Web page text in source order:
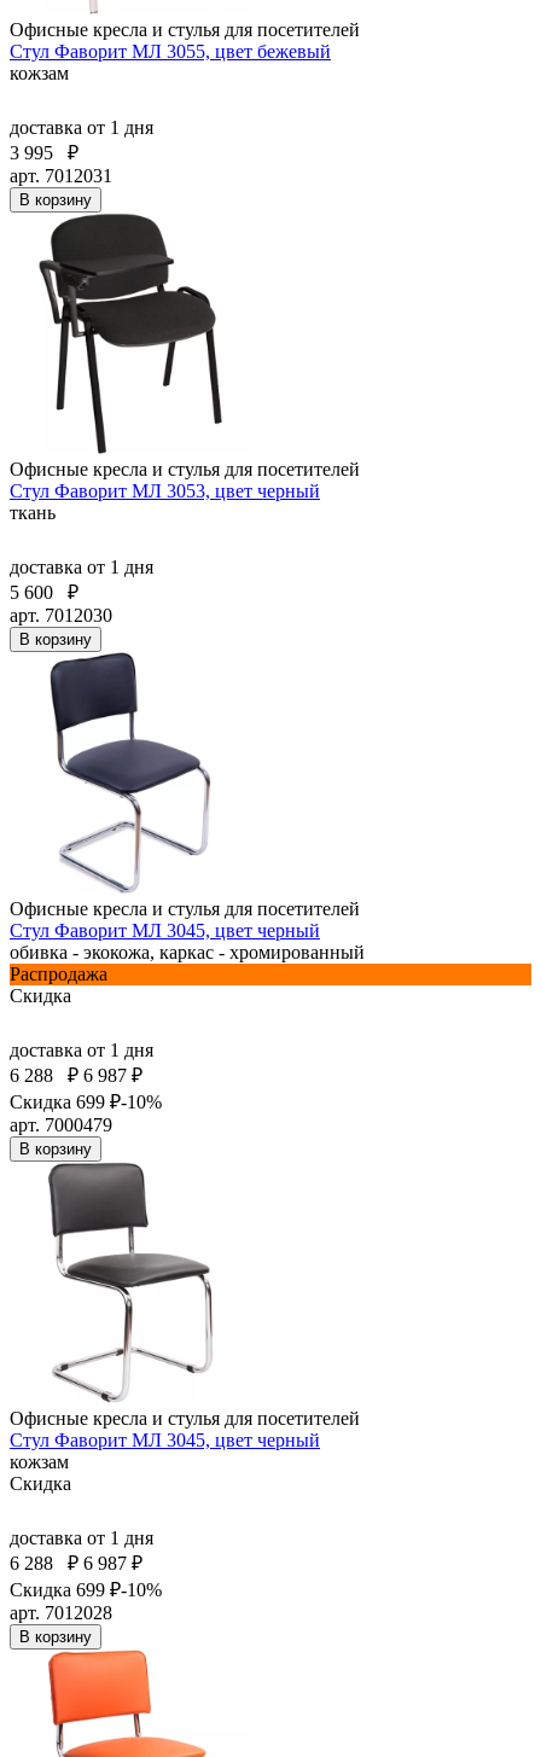
Офисные кресла и стулья для посетителей
Стул Фаворит МЛ 3055, цвет бежевый
кожзам
доставка от 1 дня
3 995
₽
арт. 7012031
В корзину
Офисные кресла и стулья для посетителей
Стул Фаворит МЛ 3053, цвет черный
ткань
доставка от 1 дня
5 600
₽
арт. 7012030
В корзину
Офисные кресла и стулья для посетителей
Стул Фаворит МЛ 3045, цвет черный
обивка - экокожа, каркас - хромированный
Распродажа
Скидка
доставка от 1 дня
6 288
₽ 6 987 ₽
Скидка 699 ₽-10%
арт. 7000479
В корзину
Офисные кресла и стулья для посетителей
Стул Фаворит МЛ 3045, цвет черный
кожзам
Скидка
доставка от 1 дня
6 288
₽ 6 987 ₽
Скидка 699 ₽-10%
арт. 7012028
В корзину